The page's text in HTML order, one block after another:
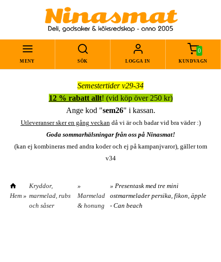
MENY SÖK LOGGA IN
0
KUNDVAGN
Semestertider v29-34
12 % rabatt allt! (vid köp över 250 kr)
Ange kod "sem26" i kassan.
Utleveranser sker en gång veckandå vi är och badar vid bra väder :)
Goda sommarhälsningar från oss på Ninasmat!
(kan ej kombineras med andra koder och ej på kampanjvaror), gäller tom
v34
Hem »
Kryddor,
marmelad, rubs
och såser
»
Marmelad
& honung
» Presentask med tre mini
ostmarmelader persika, fikon, äpple
- Can beach